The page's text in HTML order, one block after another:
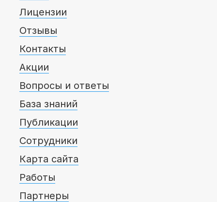
Лицензии
Отзывы
Контакты
Акции
Вопросы и ответы
База знаний
Публикации
Сотрудники
Карта сайта
Работы
Партнеры